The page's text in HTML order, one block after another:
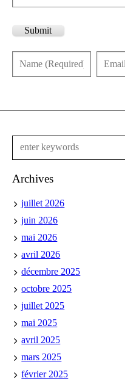
Submit
Archives
juillet 2026
juin 2026
mai 2026
avril 2026
décembre 2025
octobre 2025
juillet 2025
mai 2025
avril 2025
mars 2025
février 2025